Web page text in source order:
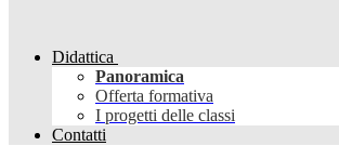
Didattica
Panoramica
Offerta formativa
I progetti delle classi
Contatti